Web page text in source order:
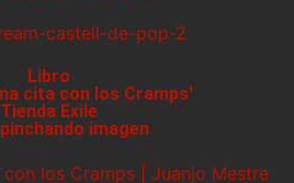
Libro
cita con los Cramps'
Tienda Exile
imagen